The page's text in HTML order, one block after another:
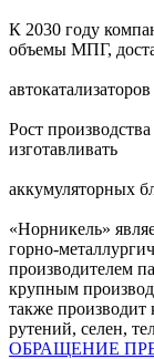
К 2030 году
объемы МПГ,
автокатализаторов
Рост
изготавливать
аккумуляторных
«Норникель»
горно-
производителем
крупным
также производит
рутений, селен,
ОБРАЩЕНИЕ